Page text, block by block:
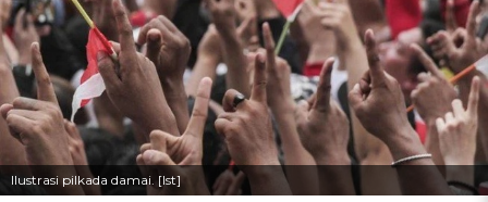
Ilustrasi pilkada damai. [Ist]